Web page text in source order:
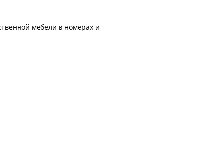
мебели в номерах и